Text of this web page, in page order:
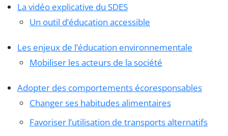
La vidéo explicative du SDES
Un outil d’éducation accessible
Les enjeux de l’éducation environnementale
Mobiliser les acteurs de la société
Adopter des comportements écoresponsables
Changer ses habitudes alimentaires
Favoriser l’utilisation de transports alternatifs